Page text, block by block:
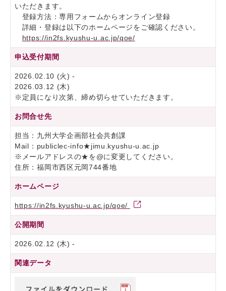
いただきます。
登録方法：専用フォームからオンライン登録
詳細・登録は以下のホームページをご確認ください。
https://in2fs.kyushu-u.ac.jp/qoe/
申込受付期間
2026.02.10 (火) -
2026.03.12 (木)
※定員になり次第、締め切らせていただきます。
お問合せ先
担当：九州大学企画部社会共創課
Mail：publiclec-info★jimu.kyushu-u.ac.jp
※メールアドレスの★を@に変更してください。
住所：福岡市西区元岡744番地
ホームページ
https://in2fs.kyushu-u.ac.jp/qoe/
公開期間
2026.02.12 (木) -
関連データ